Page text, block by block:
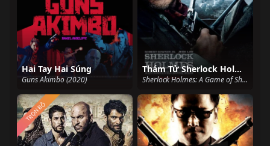
Hai Tay Hai Súng
Guns Akimbo (2020)
Thám Tử Sherlock Holmes: Trò Chơi Của Bóng Đêm
Sherlock Holmes: A Game of Shadows (2011)
TRỌN BỘ